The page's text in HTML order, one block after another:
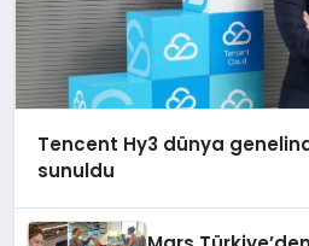
Tencent Hy3 dünya
sunuldu